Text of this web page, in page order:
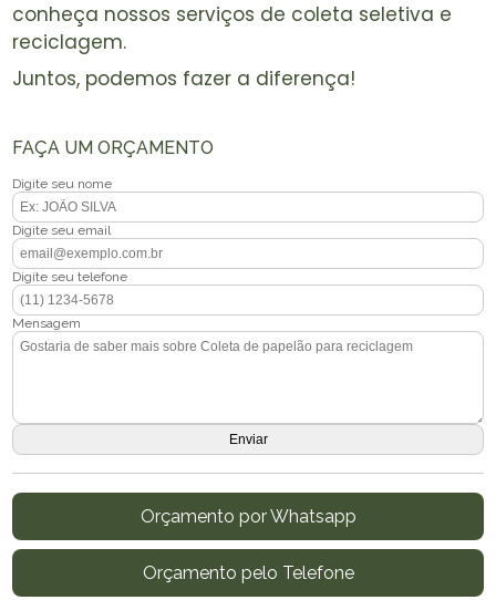
conheça nossos serviços de coleta seletiva e
reciclagem.
Juntos, podemos fazer a diferença!
FAÇA UM ORÇAMENTO
Digite seu nome
Digite seu email
Digite seu telefone
Mensagem
Orçamento por Whatsapp
Orçamento pelo Telefone